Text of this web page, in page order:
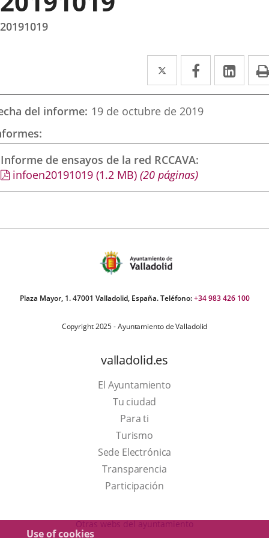
Use of cookies
20191019
Twitter
Enlace
a
una
externa.
Facebook
Enlace
a
una
externa.
a
del informe 19 de octubre de 2019
Informe de ensayos de la red RCCAVA
infoen20191019 (1.2 MB) (20 páginas)
Plaza Mayor, 1. 47001 Valladolid, España. Teléfono:+34 983 426 100
Copyright 2025 - Ayuntamiento de Valladolid
valladolid.es
El Ayuntamiento
Tu ciudad
Para ti
TurismoThis
link
will
open
a
Sede Electrónica
Transparencia
Participación
Otras webs del ayuntamiento